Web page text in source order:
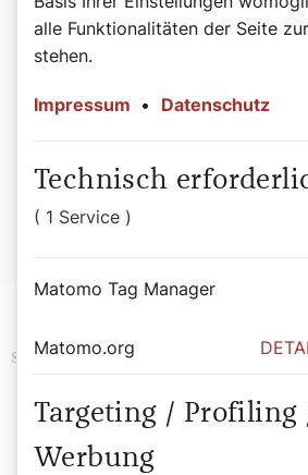
Filmtipp
Der sehenswerte Film ist online frei
am 16. November oder den Tag der
Schlagwörter Kultur
Religion Politik
alle Funktionalitäten der Seite
stehen.
Impressum • Datenschutz
Technisch
( 1 Service )
Matomo Tag Manager
Matomo.org
Targeting / Profiling
Werbung